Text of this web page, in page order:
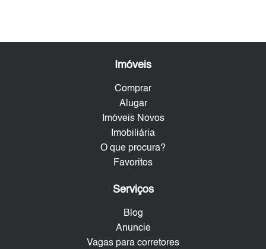
Imóveis
Comprar
Alugar
Imóveis Novos
Imobiliária
O que procura?
Favoritos
Serviços
Blog
Anuncie
Vagas para corretores